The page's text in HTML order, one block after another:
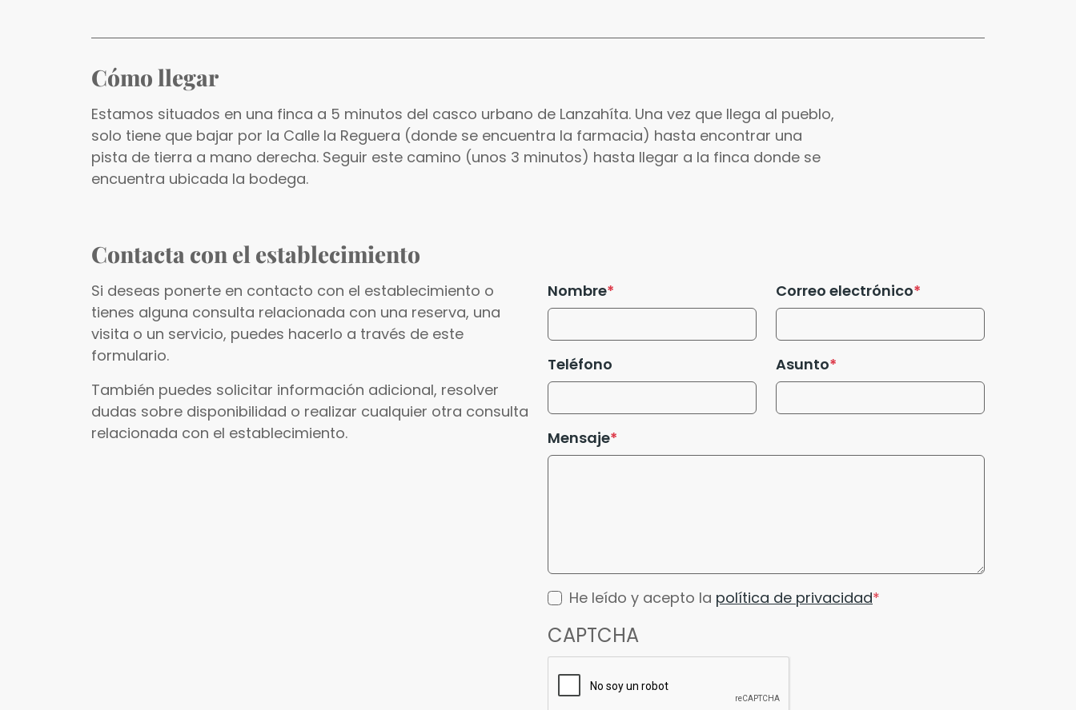
Cómo llegar
Estamos situados en una finca a 5 minutos del casco urbano de Lanzahíta. Una vez que llega al pueblo,
solo tiene que bajar por la Calle la Reguera (donde se encuentra la farmacia) hasta encontrar una
pista de tierra a mano derecha. Seguir este camino (unos 3 minutos) hasta llegar a la finca donde se
encuentra ubicada la bodega.
Contacta con el establecimiento
Si deseas ponerte en contacto con el establecimiento o
tienes alguna consulta relacionada con una reserva, una
visita o un servicio, puedes hacerlo a través de este
formulario.
También puedes solicitar información adicional, resolver
dudas sobre disponibilidad o realizar cualquier otra consulta
relacionada con el establecimiento.
Nombre Correo electrónico
Teléfono Asunto
Mensaje
He leído y acepto la política de privacidad
CAPTCHA